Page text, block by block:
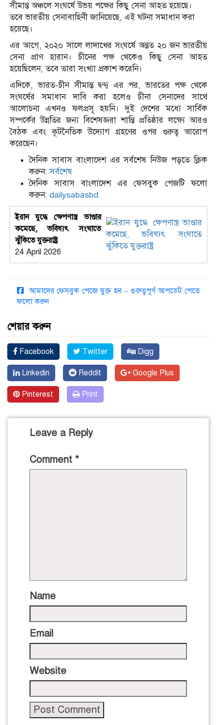
সীমান্ত অঞ্চলে সংঘর্ষে উভয় পক্ষের কিছু সেনা আহত হয়েছে।
তবে ভারতীয় সেনাবাহিনী জানিয়েছে, এই ঘটনা সমাধান করা
হয়েছে।
এর আগে, ২০২০ সালে লাদাখের সংঘর্ষে অন্তত ২০ জন ভারতীয়
সেনা প্রাণ হারান। চীনের পক্ষ থেকেও কিছু সেনা আহত
হয়েছিলেন, তবে তারা সংখ্যা প্রকাশ করেনি।
এদিকে, ভারত-চীন সীমান্ত দ্বন্দ্ব এর পর, ভারতের পক্ষ থেকে
সংঘর্ষের সমাধান দাবি করা হলেও চীনা সেনাদের সাথে
আলোচনা এখনও ফলপ্রসূ হয়নি। দুই দেশের মধ্যে সার্বিক
সম্পর্কের উন্নতির জন্য বিশেষজ্ঞরা শান্তি প্রতিষ্ঠার লক্ষ্যে আরও
বৈঠক এবং কূটনৈতিক উদ্যোগ গ্রহণের ওপর গুরুত্ব আরোপ
করেছেন।
দৈনিক সাবাস বাংলাদেশ এর সর্বশেষ নিউজ পড়তে ক্লিক
করুন:সর্বশেষ
দৈনিক সাবাস বাংলাদেশ এর ফেসবুক পেজটি ফলো
করুন: dailysabasbd
ইরান যুদ্ধে ক্ষেপণাস্ত্র ভাণ্ডার
কমেছে, ভবিষ্যৎ সংঘাতে
ঝুঁকিতে যুক্তরাষ্ট্র
24 April 2026
আমাদের ফেসবুক পেজে যুক্ত হন – গুরুত্বপূর্ণ আপডেট পেতে
ফলো করুন
শেয়ার করুন
Facebook Twitter Digg
Linkedin Reddit Google Plus
Pinterest Print
Leave a Reply
Comment *
Name
Email
Website